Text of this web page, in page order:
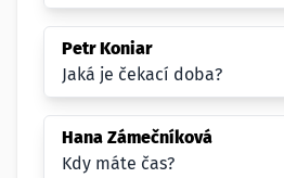
Petr Koniar
Jaká je čekací doba?
Hana Zámečníková
Kdy máte čas?